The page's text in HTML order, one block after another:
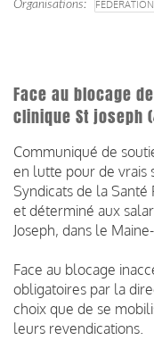
Organisations
Face au blocage
clinique St joseph
Communiqué de
en lutte pour de vrais
Syndicats de la Santé
et déterminé aux
Joseph, dans le
Face au blocage
obligatoires par la
choix que de se
leurs revendications.